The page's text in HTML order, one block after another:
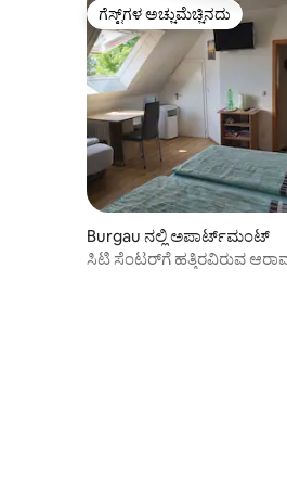
ಗೆಸ್ಟ್‌ಗಳ ಅಚ್ಚುಮೆಚ್ಚಿನದು
ಗೆಸ್ಟ್‌ಗಳ ಅಚ್ಚುಮೆಚ್ಚಿನದು
Burgau ನಲ್ಲಿ ಅಪಾರ್ಟ್‌ಮಂಟ್
ಸಿಟಿ ಸೆಂಟರ್‌ಗೆ ಹತ್ತಿರವಿರುವ